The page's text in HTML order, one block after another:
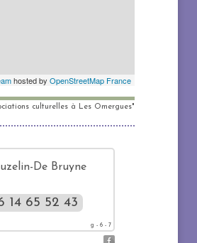
culturelles à Les Omergues"
De Bruyne
14 65 52 43
g - 6 - 7